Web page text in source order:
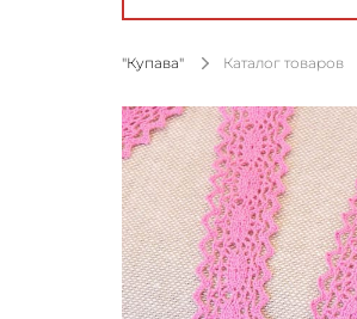
"Купава" Каталог товаров